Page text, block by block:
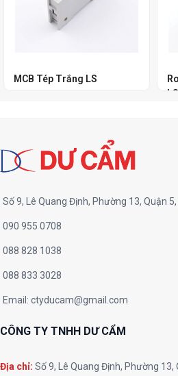
MCB Tép Trắng LS
LS
Số 9, Lê Quang Định, Phường 13, Quận 5,
090 955 0708
088 828 1038
088 833 3028
Email: ctyducam@gmail.com
CÔNG TY TNHH DƯ CẨM
Địa chỉ: Số 9, Lê Quang Định, Phường 13,